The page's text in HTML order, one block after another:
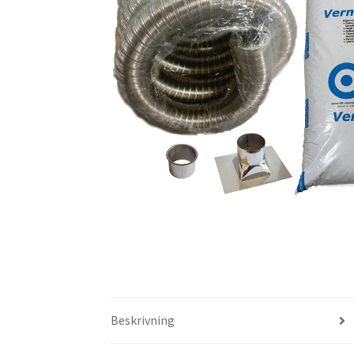
Beskrivning